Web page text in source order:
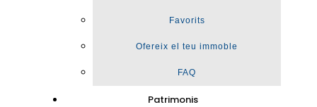
Favorits
Ofereix el teu immoble
FAQ
Patrimonis